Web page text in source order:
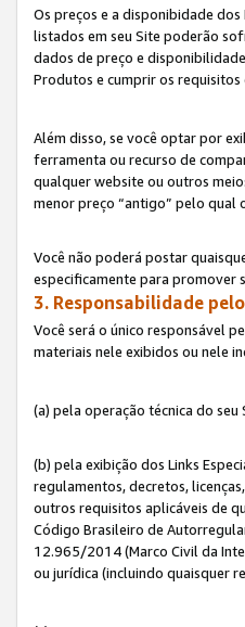
Os preços e a disponibidade
listados em seu Site poderão
dados de preço e
Produtos e cumprir os
Além disso, se você optar por
ferramenta ou recurso de
qualquer website ou outros
menor preço “antigo” pelo qual
Você não poderá postar
especificamente para promover
3. Responsabilidade
Você será o único responsável
materiais nele exibidos ou nele
(a) pela operação técnica do
(b) pela exibição dos Links
regulamentos, decretos,
outros requisitos aplicáveis de
Código Brasileiro de
12.965/2014 (Marco Civil da
ou jurídica (incluindo quaisquer